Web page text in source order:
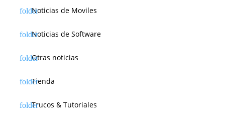
Noticias de Moviles
Noticias de Software
Otras noticias
Tienda
Trucos & Tutoriales